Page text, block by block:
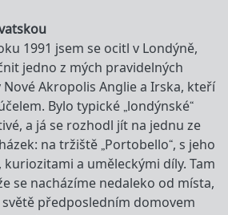
1991 jsem se ocitl v Londýně,
jedno z mých pravidelných
Akropolis Anglie a Irska, kteří
Bylo typické „londýnské“
a já se rozhodl jít na jednu ze
na tržiště „Portobello“, s jeho
a uměleckými díly. Tam
se nacházíme nedaleko od místa,
předposledním domovem